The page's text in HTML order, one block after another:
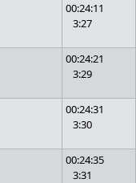
00:24:11
3:27
00:24:21
3:29
00:24:31
3:30
00:24:35
3:31